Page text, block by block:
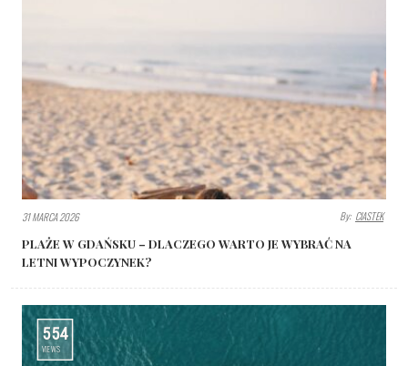
31 MARCA 2026 By: CIASTEK
PLAŻE W GDAŃSKU – DLACZEGO WARTO JE WYBRAĆ NA
LETNI WYPOCZYNEK?
554
VIEWS